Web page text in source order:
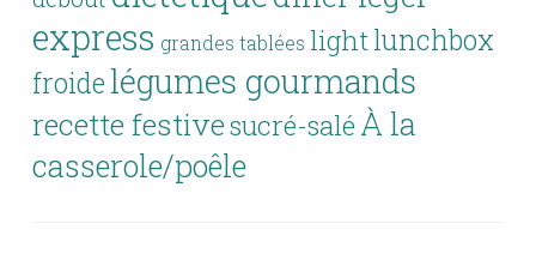
express grandes tablées lightlunchbox
froide légumes gourmands
recette festivesucré-salé À la
casserole/poêle